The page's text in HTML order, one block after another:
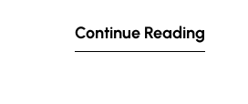
incontournable pour
Continue Reading